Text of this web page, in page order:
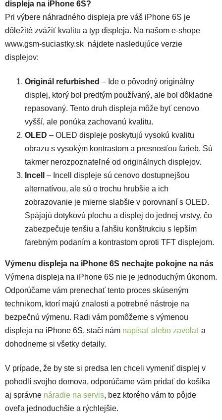
displeja na iPhone 6S?
Pri výbere náhradného displeja pre váš iPhone 6S je
dôležité zvážiť kvalitu a typ displeja. Na našom e-shope
www.gsm-suciastky.sk nájdete nasledujúce verzie
displejov:
Originál refurbished – Ide o pôvodný originálny
displej, ktorý bol predtým používaný, ale bol dôkladne
repasovaný. Tento druh displeja môže byť cenovo
vyšší, ale ponúka zachovanú kvalitu.
OLED – OLED displeje poskytujú vysokú kvalitu
obrazu s vysokým kontrastom a presnosťou farieb. Sú
takmer nerozpoznateľné od originálnych displejov.
Incell
– Incell displeje sú cenovo dostupnejšou
alternatívou, ale sú o trochu hrubšie a ich
zobrazovanie je mierne slabšie v porovnaní s OLED.
Spájajú dotykovú plochu a displej do jednej vrstvy, čo
zabezpečuje tenšiu a ľahšiu konštrukciu s lepším
farebným podaním a kontrastom oproti TFT displejom.
Výmenu displeja na iPhone 6S nechajte pokojne na nás
Výmena displeja na iPhone 6S nie je jednoduchým úkonom.
Odporúčame vám prenechať tento proces skúseným
technikom, ktorí majú znalosti a potrebné nástroje na
bezpečnú výmenu. Radi vám pomôžeme s výmenou
displeja na iPhone 6S, stačí nám napísať alebo zavolať a
dohodneme si všetky detaily.
V prípade, že by ste si predsa len chceli vymeniť displej v
pohodlí svojho domova, odporúčame vám pridať do košíka
aj správne náradie na servis, bez ktorého vám to pôjde
oveľa jednoduchšie a rýchlejšie.